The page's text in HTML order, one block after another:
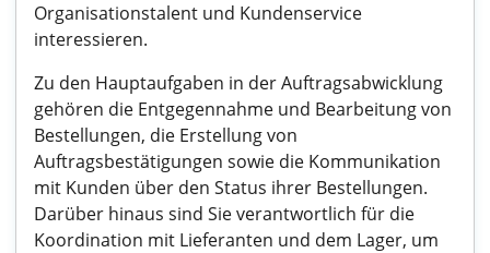
Organisationstalent und Kundenservice
interessieren.
Zu den Hauptaufgaben in der Auftragsabwicklung
gehören die Entgegennahme und Bearbeitung von
Bestellungen, die Erstellung von
Auftragsbestätigungen sowie die Kommunikation
mit Kunden über den Status ihrer Bestellungen.
Darüber hinaus sind Sie verantwortlich für die
Koordination mit Lieferanten und dem Lager, um